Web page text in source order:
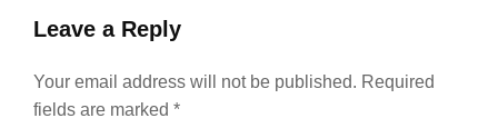
Leave a Reply
Your email address will not be published. Required
fields are marked *